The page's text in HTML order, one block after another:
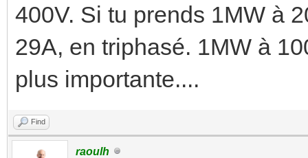
400V. Si tu prends 1MW à
29A, en triphasé. 1MW à
plus importante....
Find
raoulh